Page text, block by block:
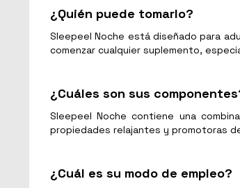
¿Quién puede tomarlo?
Sleepeel Noche está diseñado para
comenzar cualquier suplemento,
¿Cuáles son sus
Sleepeel Noche contiene una
propiedades relajantes y promotoras
¿Cuál es su modo de empleo?